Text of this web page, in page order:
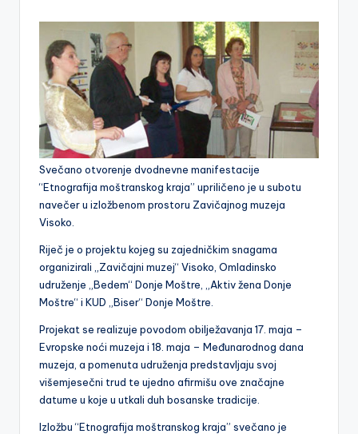
Svečano otvorenje dvodnevne manifestacije
“Etnografija moštranskog kraja” upriličeno je u subotu
navečer u izložbenom prostoru Zavičajnog muzeja
Visoko.
Riječ je o projektu kojeg su zajedničkim snagama
organizirali „Zavičajni muzej“ Visoko, Omladinsko
udruženje „Bedem“ Donje Moštre, „Aktiv žena Donje
Moštre“ i KUD „Biser“ Donje Moštre.
Projekat se realizuje povodom obilježavanja 17. maja –
Evropske noći muzeja i 18. maja – Međunarodnog dana
muzeja, a pomenuta udruženja predstavljaju svoj
višemjesečni trud te ujedno afirmišu ove značajne
datume u koje u utkali duh bosanske tradicije.
Izložbu “Etnografija moštranskog kraja” svečano je